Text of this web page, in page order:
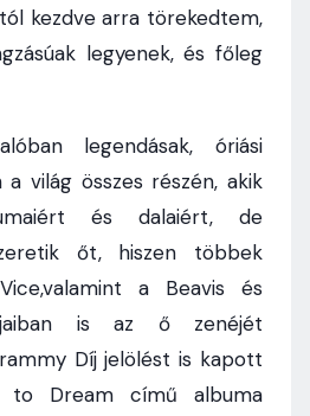
kezdve arra törekedtem,
legyenek, és főleg
legendásak, óriási
világ összes részén, akik
és dalaiért, de
őt, hiszen többek
a Beavis és
is az ő zenéjét
Díj jelölést is kapott
to Dream című albuma